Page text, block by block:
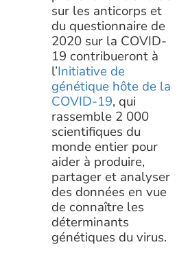
sur les anticorps et
du questionnaire de
2020 sur la COVID-
19 contribueront à
l’Initiative de
génétique hôte de la
COVID-19, qui
rassemble 2 000
scientifiques du
monde entier pour
aider à produire,
partager et analyser
des données en vue
de connaître les
déterminants
génétiques du virus.